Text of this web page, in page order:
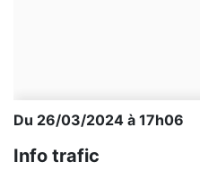
Du 26/03/2024 à 17h06
Info trafic